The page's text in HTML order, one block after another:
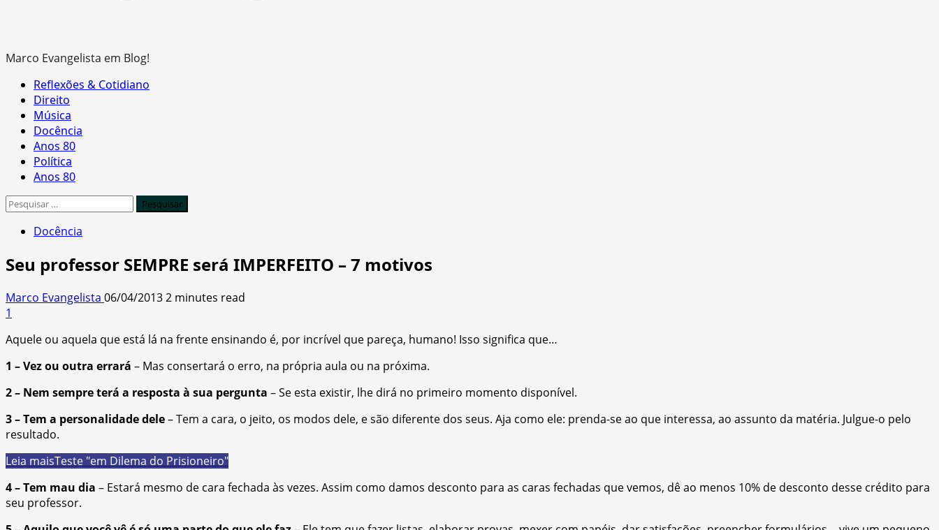
Marco Evangelista em Blog!
Primary
Menu
Reflexões & Cotidiano
Direito
Música
Docência
Anos 80
Política
Anos 80
Pesquisar
Docência
Seu professor SEMPRE será IMPERFEITO – 7 motivos
Marco Evangelista 06/04/20132 minutes read
1
Aquele ou aquela que está lá na frente ensinando é, por incrível que pareça, humano! Isso significa que…
1 – Vez ou outra errará – Mas consertará o erro, na própria aula ou na próxima.
2 – Nem sempre terá a resposta à sua pergunta – Se esta existir, lhe dirá no primeiro momento disponível.
3 – Tem a personalidade dele– Tem a cara, o jeito, os modos dele, e são diferente dos seus. Aja como ele: prenda-se ao que interessa, ao assunto da matéria. Julgue-o pelo
resultado.
Leia maisTeste "em Dilema do Prisioneiro"
4 – Tem mau dia – Estará mesmo de cara fechada às vezes. Assim como damos desconto para as caras fechadas que vemos, dê ao menos 10% de desconto desse crédito para
seu professor.